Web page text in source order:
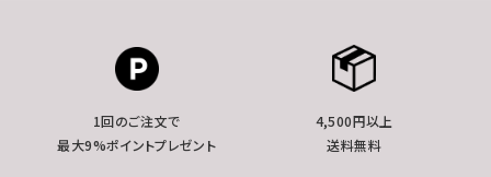
1回のご注文で
最大9%ポイントプレゼント
4,500円以上
送料無料